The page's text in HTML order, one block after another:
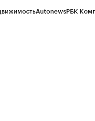
AutonewsРБК